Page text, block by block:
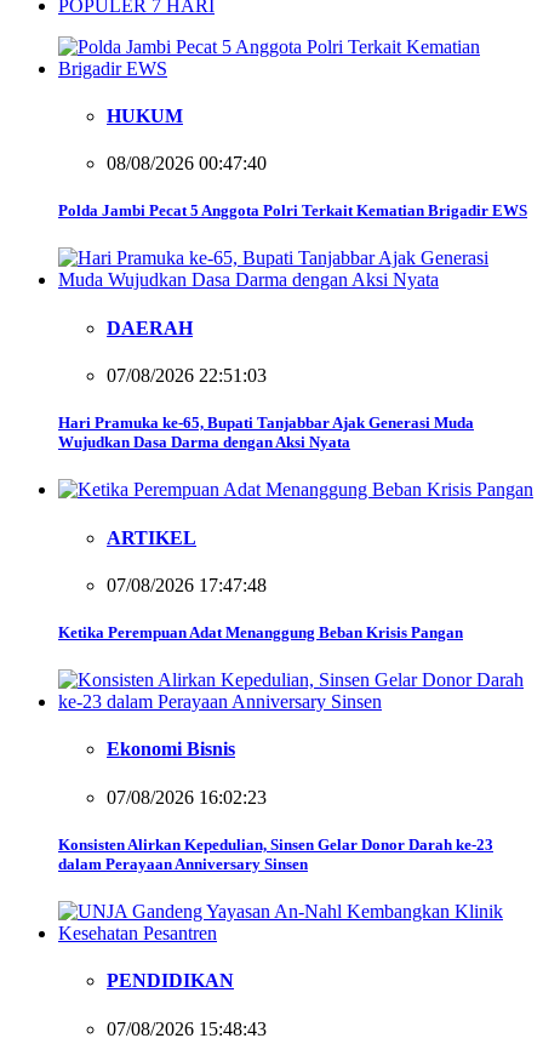
POPULER 7 HARI
HUKUM
08/08/2026 00:47:40
Polda Jambi Pecat 5 Anggota Polri Terkait Kematian Brigadir EWS
DAERAH
07/08/2026 22:51:03
Hari Pramuka ke-65, Bupati Tanjabbar Ajak Generasi Muda
Wujudkan Dasa Darma dengan Aksi Nyata
ARTIKEL
07/08/2026 17:47:48
Ketika Perempuan Adat Menanggung Beban Krisis Pangan
Ekonomi Bisnis
07/08/2026 16:02:23
Konsisten Alirkan Kepedulian, Sinsen Gelar Donor Darah ke-23
dalam Perayaan Anniversary Sinsen
PENDIDIKAN
07/08/2026 15:48:43